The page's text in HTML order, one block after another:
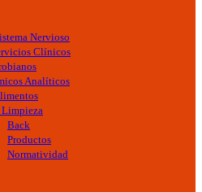
Nervioso
Clínicos
Analíticos
Limpieza
Back
Productos
Normatividad